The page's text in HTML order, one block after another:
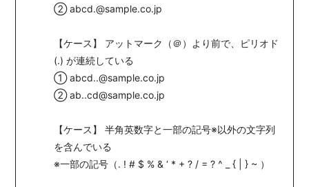
② abcd.@sample.co.jp
【ケース】 アットマーク（＠）より前で、ピリオド
(.) が連続している
① abcd..@sample.co.jp
② ab..cd@sample.co.jp
【ケース】 半角英数字と一部の記号※以外の文字列
を含んでいる
※一部の記号（. ! # $ % & ‘ * + ? / = ? ^ _ { | } ~ ）